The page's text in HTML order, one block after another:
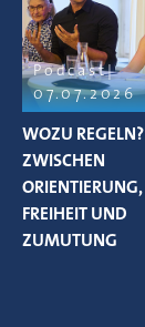
Podcast
07.07.2026
WOZU REGELN?
ZWISCHEN
ORIENTIERUNG,
FREIHEIT UND
ZUMUTUNG